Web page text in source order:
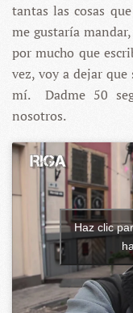
tantas las cosas
me gustaría
por mucho que
vez, voy a dejar
mí. Dadme 50
nosotros.
Haz clic